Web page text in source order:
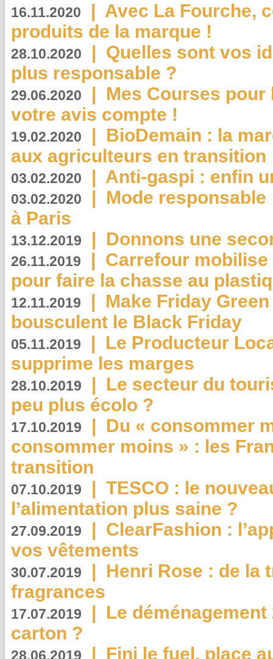
16.11.2020 | Avec La Fourche,
produits de la marque !
28.10.2020 | Quelles sont vos
plus responsable ?
29.06.2020 | Mes Courses pour
votre avis compte !
19.02.2020 | BioDemain : la
aux agriculteurs en transition
03.02.2020 | Anti-gaspi : enfin
03.02.2020 | Mode
à Paris
13.12.2019 | Donnons une
26.11.2019 | Carrefour
pour faire la chasse au
12.11.2019 | Make Friday
bousculent le Black Friday
05.11.2019 | Le Producteur
supprime les marges
28.10.2019 | Le secteur du
peu plus écolo ?
17.10.2019 | Du « consommer
consommer moins » : les
transition
07.10.2019 | TESCO : le
l’alimentation plus saine ?
27.09.2019 | ClearFashion :
vos vêtements
30.07.2019 | Henri Rose : de la
fragrances
17.07.2019 | Le
carton ?
28.06.2019 | Fini le fuel, place